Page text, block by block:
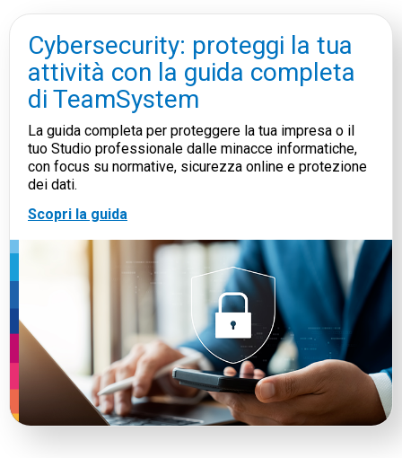
Cybersecurity: proteggi la tua
attività con la guida completa
di TeamSystem
La guida completa per proteggere la tua impresa o il
tuo Studio professionale dalle minacce informatiche,
con focus su normative, sicurezza online e protezione
dei dati.
Scopri la guida